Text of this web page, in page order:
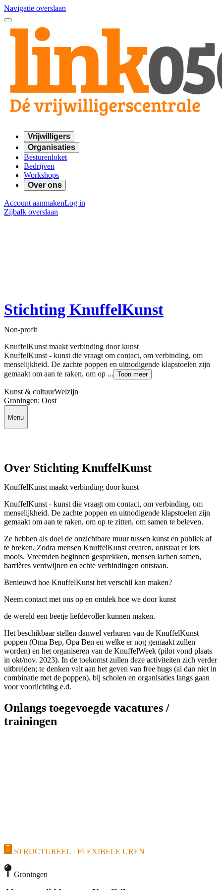
Navigatie overslaan
Vrijwilligers
Organisaties
Besturenloket
Bedrijven
Workshops
Over ons
Account aanmakenLog in
Zijbalk overslaan
Stichting KnuffelKunst
Non-profit
KnuffelKunst maakt verbinding door kunst
KnuffelKunst - kunst die vraagt om contact, om verbinding, om
menselijkheid. De zachte poppen en uitnodigende klapstoelen zijn
gemaakt om aan te raken, om op ... Toon meer
Kunst & cultuurWelzijn
Groningen: Oost
Menu
Over Stichting KnuffelKunst
KnuffelKunst maakt verbinding door kunst
KnuffelKunst - kunst die vraagt om contact, om verbinding, om
menselijkheid. De zachte poppen en uitnodigende klapstoelen zijn
gemaakt om aan te raken, om op te zitten, om samen te beleven.
Ze hebben als doel de onzichtbare muur tussen kunst en publiek af
te breken. Zodra mensen KnuffelKunst ervaren, ontstaat er iets
moois. Vreemden beginnen gesprekken, mensen lachen samen,
barrières verdwijnen en echte verbindingen ontstaan.
Benieuwd hoe KnuffelKunst het verschil kan maken?
Neem contact met ons op en ontdek hoe we door kunst
de wereld een beetje liefdevoller kunnen maken.
Het beschikbaar stellen danwel verhuren van de KnuffelKunst
poppen (Oma Bep, Opa Ben en welke er nog gemaakt zullen
worden) en het organiseren van de KnuffelWeek (pilot vond plaats
in okt/nov. 2023). In de toekomst zullen deze activiteiten zich verder
uitbreiden; te denken valt aan het geven van free hugs (al dan niet in
combinatie met de poppen), bij scholen en organisaties langs gaan
voor voorlichting e.d.
Onlangs toegevoegde vacatures /
trainingen
STRUCTUREEL · FLEXIBELE UREN
Groningen